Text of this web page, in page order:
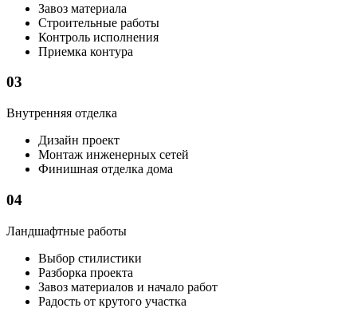
Завоз материала
Строительные работы
Контроль исполнения
Приемка контура
03
Внутренняя отделка
Дизайн проект
Монтаж инженерных сетей
Финишная отделка дома
04
Ландшафтные работы
Выбор стилистики
Разборка проекта
Завоз материалов и начало работ
Радость от крутого участка